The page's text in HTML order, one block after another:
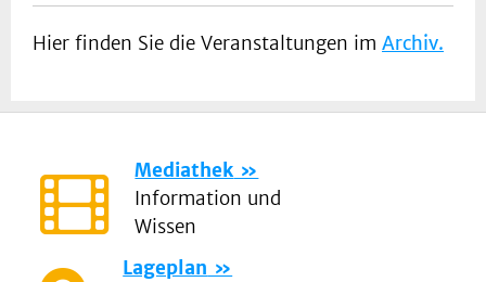
Hier finden Sie die Veranstaltungen im Archiv.
Mediathek
Information und
Wissen
Lageplan